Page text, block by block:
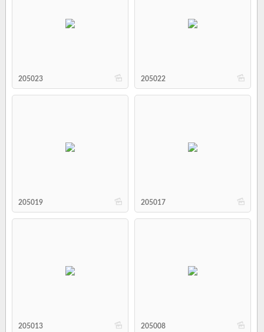
b
205023 b
205022
b
205019 b
205017
b
205013 b
205008